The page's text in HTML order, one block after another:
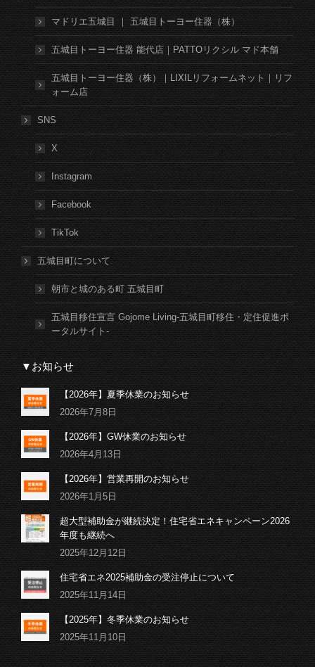
マドリエ五城目 ｜ 五城目トーヨー住器（株）
五城目トーヨー住器 能代店｜PATTOリクシル マド本舗
五城目トーヨー住器（株）｜LIXILリフォームネット｜リフ
ォーム店
SNS
X
Instagram
Facebook
TikTok
五城目町について
朝市と城のある町 五城目町
五城目移住宣言 Gojome Living-五城目町移住・定住促進ポ
ータルサイト-
▼お知らせ
【2026年】夏季休業のお知らせ
2026年7月8日
【2026年】GW休業のお知らせ
2026年4月13日
【2026年】営業再開のお知らせ
2026年1月5日
超大型補助金が継続決定！住宅省エネキャンペーン2026
年度も継続へ
2025年12月12日
住宅省エネ2025補助金の受注停止について
2025年11月14日
【2025年】冬季休業のお知らせ
2025年11月10日